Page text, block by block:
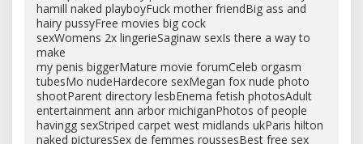
hamill naked playboyFuck mother friendBig ass and
hairy pussyFree movies big cock
sexWomens 2x lingerieSaginaw sexIs there a way to
make
my penis biggerMature movie forumCeleb orgasm
tubesMo nudeHardecore sexMegan fox nude photo
shootParent directory lesbEnema fetish photosAdult
entertainment ann arbor michiganPhotos of people
havingg sexStriped carpet west midlands ukParis hilton
naked picturesSex de femmes roussesBest free sex